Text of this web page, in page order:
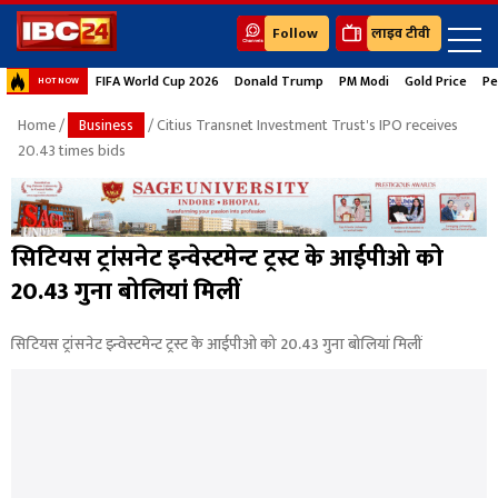
Follow लाइव टीवी
HOT NOW FIFA World Cup 2026 Donald Trump PM Modi Gold Price
Home/ Business
/ Citius Transnet Investment Trust's IPO receives
20.43 times bids
सिटियस ट्रांसनेट इन्वेस्टमेन्ट ट्रस्ट के आईपीओ को
20.43 गुना बोलियां मिलीं
सिटियस ट्रांसनेट इन्वेस्टमेन्ट ट्रस्ट के आईपीओ को 20.43 गुना बोलियां मिलीं